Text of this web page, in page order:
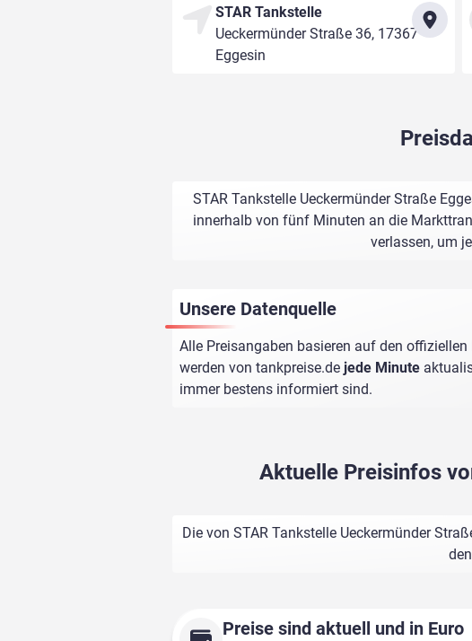
STAR Tankstelle
Ueckermünder Straße 36, 17367
Eggesin
STAR Tankstelle Ueckermünder Straße
innerhalb von fünf Minuten an die
verlassen, um
Unsere Datenquelle
Alle Preisangaben basieren auf den offiziellen
werden von tankpreise.de jede Minute
immer bestens informiert sind.
Aktuelle Preisinfos
Die von STAR Tankstelle Ueckermünder
Preise sind aktuell und in Euro